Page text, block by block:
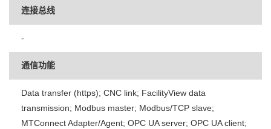
连接总线
-
通信功能
Data transfer (https); CNC link; FacilityView data
transmission; Modbus master; Modbus/TCP slave;
MTConnect Adapter/Agent; OPC UA server; OPC UA client;